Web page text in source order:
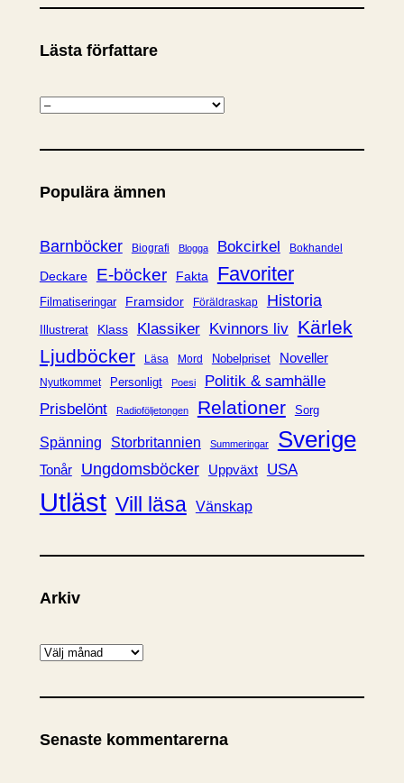
Lästa författare
K
t
g
r
Populära ämnen
Barnböcker Biografi Blogga Bokcirkel Bokhandel
Deckare E-böcker Fakta Favoriter
Filmatiseringar Framsidor Föräldraskap Historia
Illustrerat Klass Klassiker Kvinnors liv Kärlek
Ljudböcker
Läsa Mord Nobelpriset Noveller
Nyutkommet Personligt Poesi
Politik & samhälle
Prisbelönt
Radioföljetongen Relationer Sorg
Spänning Storbritannien Summeringar Sverige
Tonår Ungdomsböcker Uppväxt USA
Utläst Vill läsa Vänskap
Arkiv
A
k
v
Senaste kommentarerna